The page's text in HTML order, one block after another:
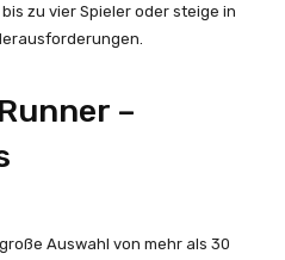
zu vier Spieler oder steige in
–
Auswahl von mehr als 30